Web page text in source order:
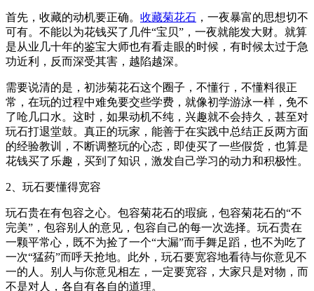
首先，收藏的动机要正确。 收藏菊花石 ，一夜暴富的思想切不
可有。不能以为花钱买了几件“宝贝”，一夜就能发大财。就算
是从业几十年的鉴宝大师也有看走眼的时候，有时候太过于急
功近利，反而深受其害，越陷越深。
需要说清的是，初涉菊花石这个圈子，不懂行，不懂料很正
常，在玩的过程中难免要交些学费，就像初学游泳一样，免不
了呛几口水。这时，如果动机不纯，兴趣就不会持久，甚至对
玩石打退堂鼓。真正的玩家，能善于在实践中总结正反两方面
的经验教训，不断调整玩的心态，即使买了一些假货，也算是
花钱买了乐趣，买到了知识，激发自己学习的动力和积极性。
2、玩石要懂得宽容
玩石贵在有包容之心。包容菊花石的瑕疵，包容菊花石的“不
完美”，包容别人的意见，包容自己的每一次选择。玩石贵在
一颗平常心，既不为捡了一个“大漏”而手舞足蹈，也不为吃了
一次“猛药”而呼天抢地。此外，玩石要宽容地看待与你意见不
一的人。别人与你意见相左，一定要宽容，大家只是对物，而
不是对人，各自有各自的道理。